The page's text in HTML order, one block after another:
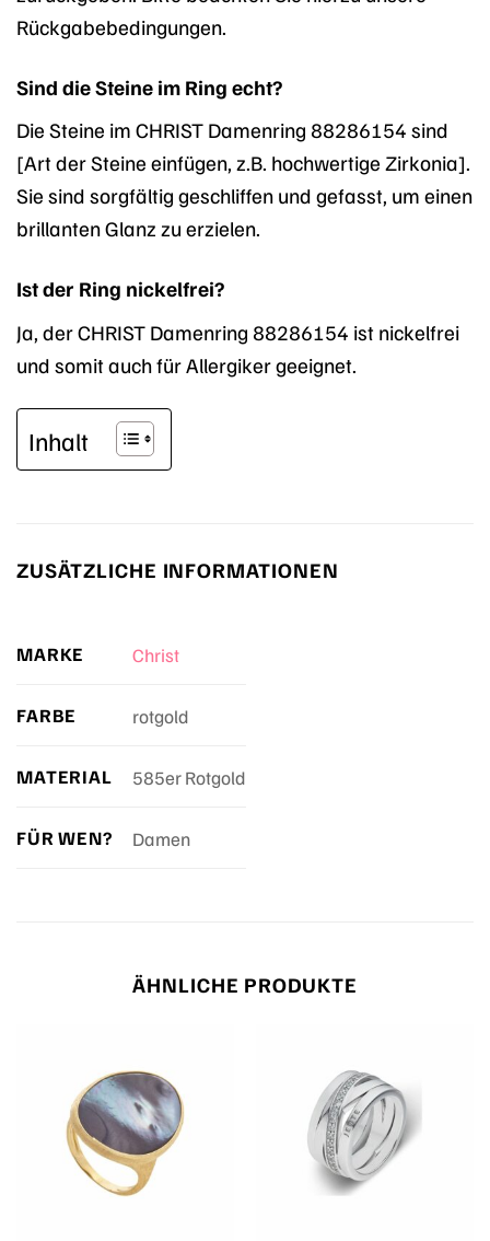
Rückgabebedingungen.
Sind die Steine im Ring echt?
Die Steine im CHRIST Damenring 88286154 sind
[Art der Steine einfügen, z.B. hochwertige Zirkonia].
Sie sind sorgfältig geschliffen und gefasst, um einen
brillanten Glanz zu erzielen.
Ist der Ring nickelfrei?
Ja, der CHRIST Damenring 88286154 ist nickelfrei
und somit auch für Allergiker geeignet.
Inhalt
ZUSÄTZLICHE INFORMATIONEN
MARKE Christ
FARBE rotgold
MATERIAL 585er Rotgold
FÜR WEN? Damen
ÄHNLICHE PRODUKTE